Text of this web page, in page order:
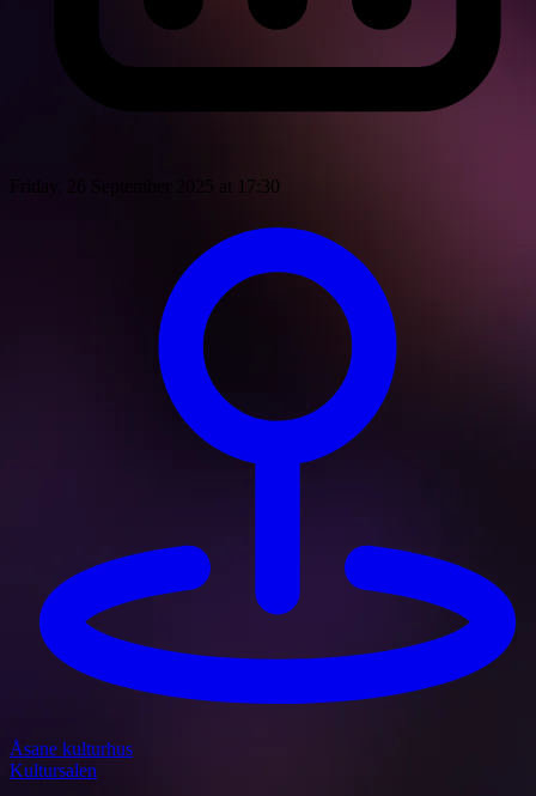
Friday, 26 September 2025 at 17:30
Åsane kulturhus
Kultursalen